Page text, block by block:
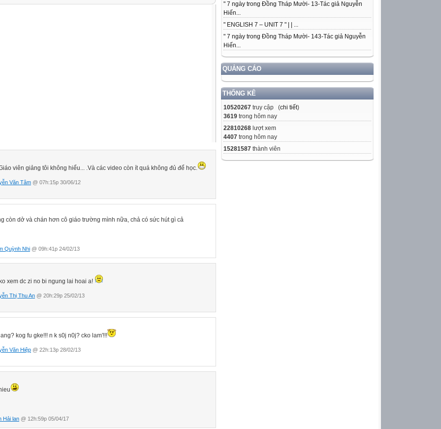
" 7 ngày trong Đồng Tháp Mười- 13-Tác giả Nguyễn
Hiến...
" ENGLISH 7 – UNIT 7 " | | ...
" 7 ngày trong Đồng Tháp Mười- 143-Tác giả Nguyễn
Hiến...
QUẢNG CÁO
THỐNG KÊ
10520267 truy cập (chi tiết)
3619 trong hôm nay
22810268 lượt xem
4407 trong hôm nay
15281587 thành viên
viên giảng tôi không hiểu... .Và các video còn ít quá không đủ để học.
Văn Tâm @ 07h:15p 30/06/12
còn dở và chán hơn cô giáo trường mình nữa, chả có sức hút gì cả
Quỳnh Nhi @ 09h:41p 24/02/13
xem dc zi no bi ngung lai hoai a!
Thị Thu An @ 20h:29p 25/02/13
kog fu gke!!! n k s0j n0j? cko lam'!!!
Văn Hiệp @ 22h:13p 28/02/13
Hải lan @ 12h:59p 05/04/17